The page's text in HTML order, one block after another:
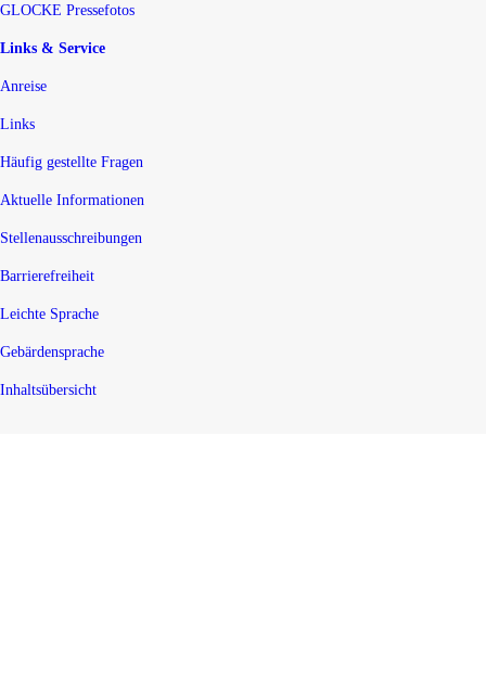
GLOCKE Pressefotos
Links & Service
Anreise
Links
Häufig gestellte Fragen
Aktuelle Informationen
Stellenausschreibungen
Barrierefreiheit
Leichte Sprache
Gebärdensprache
Inhaltsübersicht